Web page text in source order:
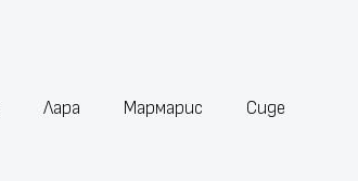
Лара Мармарис
Сиде